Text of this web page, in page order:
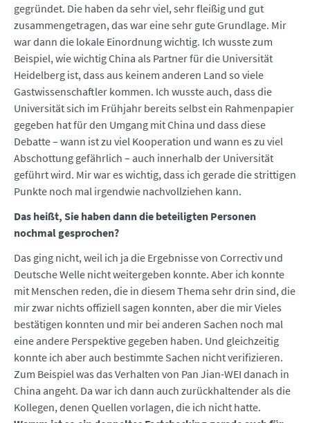
gegründet. Die haben da sehr viel, sehr fleißig und gut
zusammengetragen, das war eine sehr gute Grundlage. Mir
war dann die lokale Einordnung wichtig. Ich wusste zum
Beispiel, wie wichtig China als Partner für die Universität
Heidelberg ist, dass aus keinem anderen Land so viele
Gastwissenschaftler kommen. Ich wusste auch, dass die
Universität sich im Frühjahr bereits selbst ein Rahmenpapier
gegeben hat für den Umgang mit China und dass diese
Debatte – wann ist zu viel Kooperation und wann es zu viel
Abschottung gefährlich – auch innerhalb der Universität
geführt wird. Mir war es wichtig, dass ich gerade die strittigen
Punkte noch mal irgendwie nachvollziehen kann.
Das heißt, Sie haben dann die beteiligten Personen
nochmal gesprochen?
Das ging nicht, weil ich ja die Ergebnisse von Correctiv und
Deutsche Welle nicht weitergeben konnte. Aber ich konnte
mit Menschen reden, die in diesem Thema sehr drin sind, die
mir zwar nichts offiziell sagen konnten, aber die mir Vieles
bestätigen konnten und mir bei anderen Sachen noch mal
eine andere Perspektive gegeben haben. Und gleichzeitig
konnte ich aber auch bestimmte Sachen nicht verifizieren.
Zum Beispiel was das Verhalten von Pan Jian-WEI danach in
China angeht. Da war ich dann auch zurückhaltender als die
Kollegen, denen Quellen vorlagen, die ich nicht hatte.